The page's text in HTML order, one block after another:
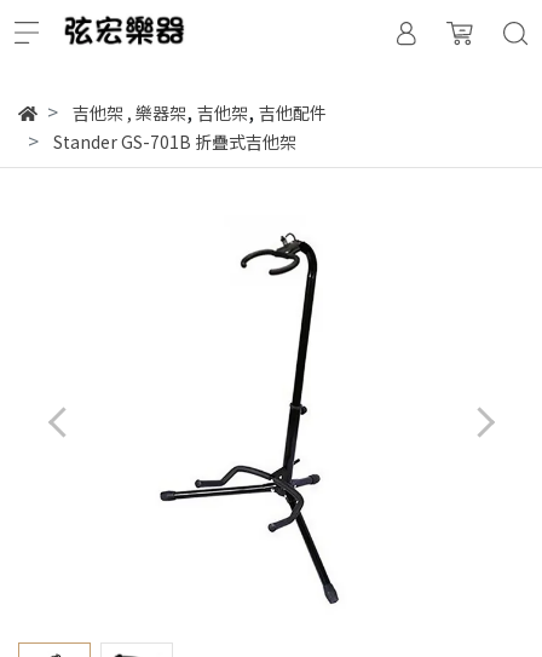
吉他架 , 樂器架, 吉他架, 吉他配件
Stander GS-701B 折疊式吉他架